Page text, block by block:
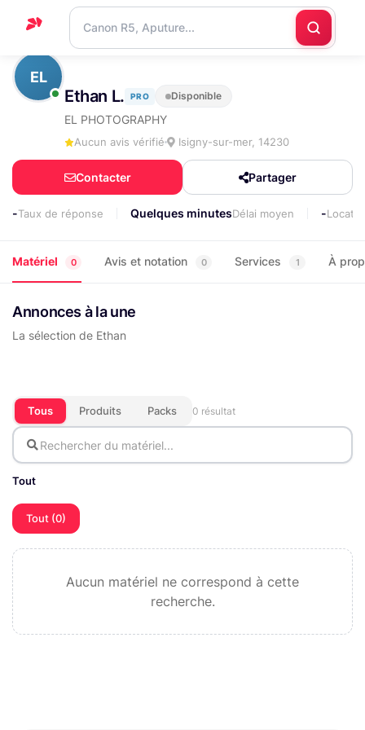
Accueil
Support
Nous
contacter
EL
Ethan L. PRO Disponible
EL PHOTOGRAPHY
Aucun avis vérifié Isigny-sur-mer, 14230
Contacter Partager
-Taux de réponse Quelques minutesDélai moyen -
Matériel 0 Avis et notation 0 Services 1 À
Annonces à la une
La sélection de Ethan
Tous Produits Packs 0 résultat
Tout
Tout (0)
Aucun matériel ne correspond à cette
recherche.